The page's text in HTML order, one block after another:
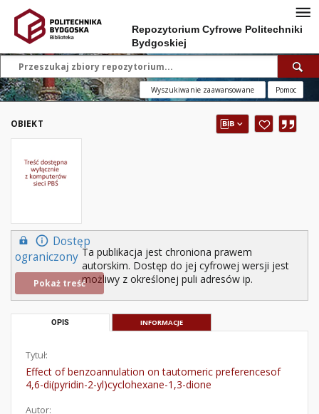
Repozytorium Cyfrowe Politechniki
Bydgoskiej
Wyszukiwanie zaawansowane Pomoc
OBIEKT
Dostęp
ograniczony
Pokaż treść
Ta publikacja jest chroniona prawem
autorskim. Dostęp do jej cyfrowej wersji jest
możliwy z określonej puli adresów ip.
OPIS INFORMACJE
Tytuł:
Effect of benzoannulation on tautomeric preferencesof
4,6-di(pyridin-2-yl)cyclohexane-1,3-dione
Autor: